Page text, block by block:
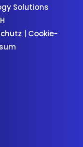
Solutions
Cookie-